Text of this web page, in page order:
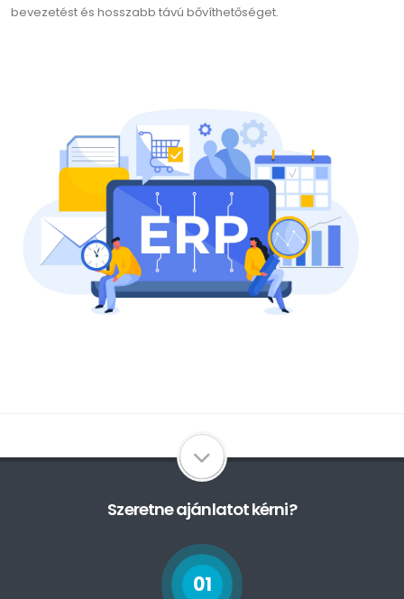
bevezetést és hosszabb távú bővíthetőséget.
Szeretne ajánlatot kérni?
01